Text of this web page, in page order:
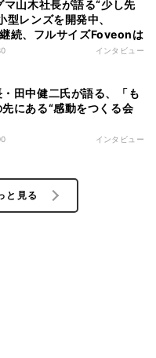
マ山木社長が語る“少し先
レンズを開発中、
続、フルサイズFoveonは
インタビュー
田中健二氏が語る、「も
にある“感動をつくる会
インタビュー
と見る